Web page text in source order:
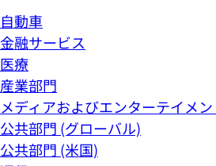
自動車
金融サービス
医療
産業部門
メディアおよびエンターテイメン
公共部門 (グローバル)
公共部門 (米国)